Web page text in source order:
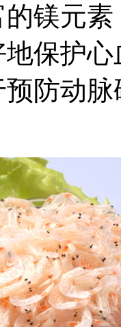
镁元
保护
防动